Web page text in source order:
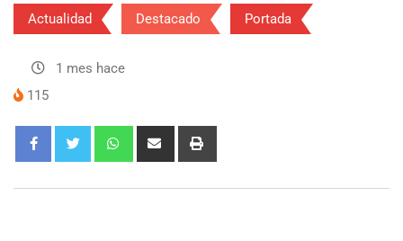
Actualidad Destacado Portada
1 mes hace
115